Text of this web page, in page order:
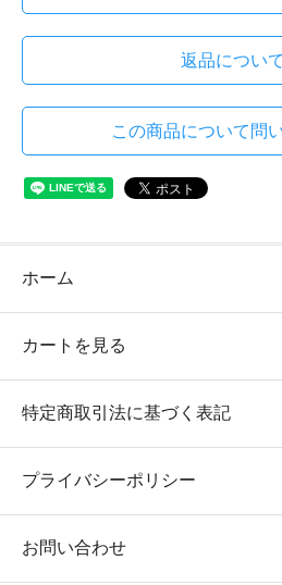
返品について
この商品について問
ホーム
カートを見る
特定商取引法に基づく表記
プライバシーポリシー
お問い合わせ